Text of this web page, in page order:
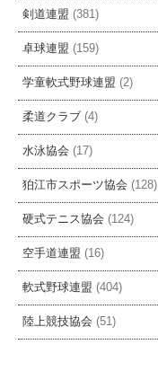
剣道連盟 (381)
卓球連盟 (159)
学童軟式野球連盟 (2)
柔道クラブ (4)
水泳協会 (17)
狛江市スポーツ協会 (128)
硬式テニス協会 (124)
空手道連盟 (16)
軟式野球連盟 (404)
陸上競技協会 (51)